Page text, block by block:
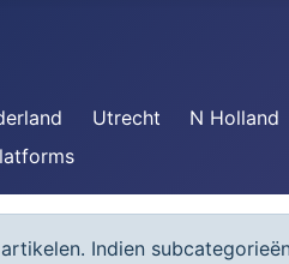
Utrecht N Holland
Indien